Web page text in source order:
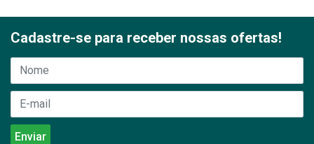
Cadastre-se para receber nossas ofertas!